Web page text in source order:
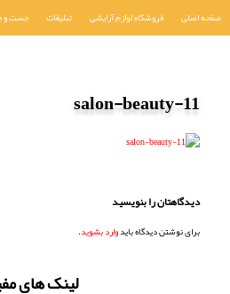
صفحه اصلی فروشگاه لوازم آرایشی تبلیغات جست و
salon-beauty-11
دیدگاهتان را بنویسید
برای نوشتن دیدگاه بایدوارد بشوید.
لینک های